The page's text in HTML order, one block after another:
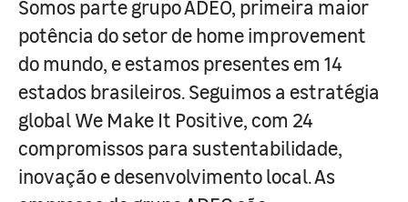
Somos parte grupo ADEO, primeira maior
potência do setor de home improvement
do mundo, e estamos presentes em 14
estados brasileiros. Seguimos a estratégia
global We Make It Positive, com 24
compromissos para sustentabilidade,
inovação e desenvolvimento local. As